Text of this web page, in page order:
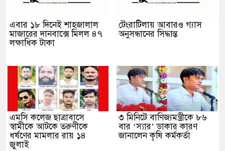
এবার ১৮ দিনেই শাহজালাল
মাজারের দানবাক্সে মিলল ৪৭
লক্ষাধিক টাকা
টেংরাটিলায় আবারও গ্যাস
অনুসন্ধানের সিদ্ধান্ত
এমসি কলেজ ছাত্রাবাসে
স্বামীকে আটকে তরুণীকে
ধর্ষণের মামলার রায় ১৪
জুলাই
৩ মিনিটে বাণিজ্যমন্ত্রীকে ৮৬
বার ‘স্যার’ ডাকার কারণ
জানালেন কৃষি কর্মকর্তা